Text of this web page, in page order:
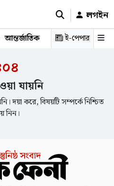
লগইন
আন্তর্জাতিক রাজনীতি স্বাস্থ্য শিক্ষা
ই-পেপার
যায়নি
দয়া করে, বিষয়টি সম্পর্কে নিশ্চিত
নিন।